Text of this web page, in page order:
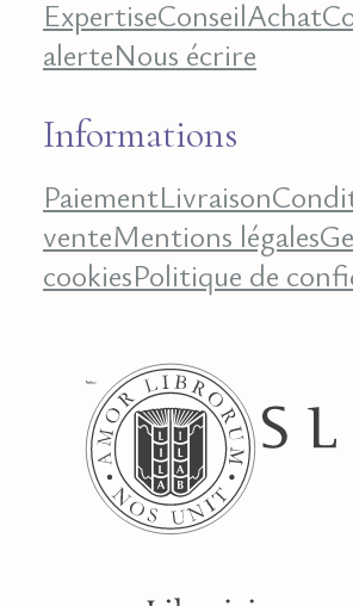
ExpertiseConseilAchat
alerteNous écrire
Informations
PaiementLivraison
venteMentions légales
cookiesPolitique de